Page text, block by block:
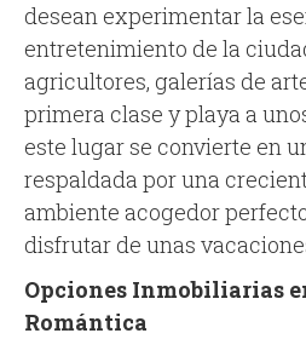
desean experimentar la
entretenimiento de la
agricultores, galerías de
primera clase y playa a
este lugar se convierte en
respaldada por una
ambiente acogedor
disfrutar de unas
Opciones Inmobiliarias
Romántica